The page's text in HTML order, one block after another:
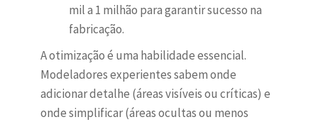
mil a 1 milhão para garantir sucesso na
fabricação.
A otimização é uma habilidade essencial.
Modeladores experientes sabem onde
adicionar detalhe (áreas visíveis ou críticas) e
onde simplificar (áreas ocultas ou menos